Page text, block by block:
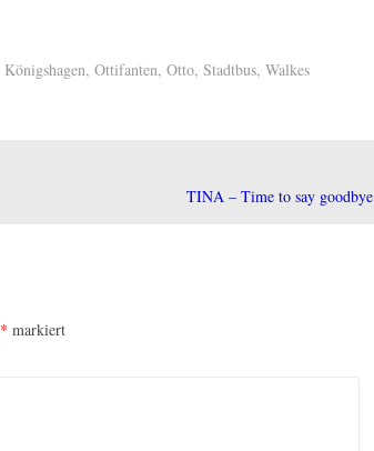
Königshagen, Ottifanten, Otto, Stadtbus, Walkes
TINA – Time to say goodbye
* markiert